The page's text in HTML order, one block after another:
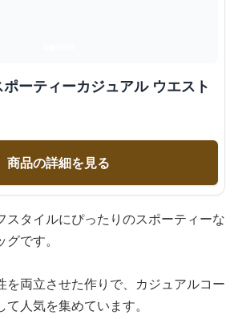
ーティーカジュアル ウエスト
商品の詳細を見る
スタイルにぴったりのスポーティーな
です。
を両立させた作りで、カジュアルコー
人気を集めています。